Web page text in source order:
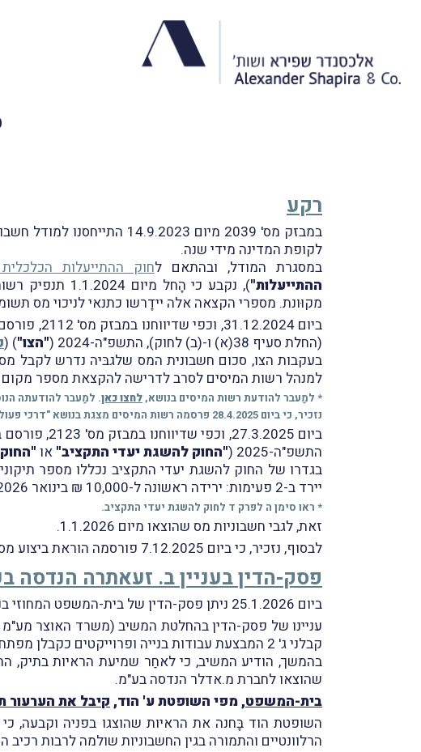
רקע
במבזק מס' 2039 מיום
לקופת המדינה מידי שנה.
במסגרת המודל, ובהתאם לחוק ההתייעלות הכלכלית
ההתייעלות"
), נקבע כי
מקוּונת. מספרי הקצאה אלה יידָרשו כתנאי לניכוי מס תשומות בעסקות שמעל לתקרה
(החלת סעיף 38(א) ו-(ב) לחוק), התשפ"ה-2024 (
"הצו")
(
למנהל רשות המיסים לסרב לדרישה להקצאת מספר מקום
* למַעבר להודעת רשות המיסים בנושא, לחצו כאן. למַעבר להודעתה
נזכיר, כי ביום 28.4.2025 פרסמה רשות המיסים מצגת בנושא "דרכי פעולת הספק והלקוח בעת סירוב בקשת מספר הקצאה ובחירת חלופת 'היפוך חיוב'". להורדת המצגת,
התשפ"ה-2025 (
"החוק להשגת יעדי התקציב" או
בגדרו של החוק להשגת יעדי התקציב נכללו מספר
יירד ב-2 פעימות: ירידה ראשונה ל-10,000 ₪ בינואר 2026; וירידה שנייה ל-5,000 ₪ ביוני 2026.
* ראו סימן ה לפרק ד לחוק להשגת יעדי התקציב.
זאת, לגבי חשבוניות מס שהוצאו מיום 1.1.2026.
לבסוף, נזכיר, כי ביום 7.12.2025 פורסמה הוראת ביצוע מס ערך מוסף מס' 1/2025 בנושא "מודל חשבוניות ישראל – הקצאת מספרי חשבוניות".
פסק-הדין בעניין ב. זעאתרה הנדסה
ביום 25.1.2026 ניתן פסק-הדין של בית-המשפט המחוזי בנוף הגליל-נצרת בעניין
עניינו של פסק-הדין בהחלטת המשיב (משרד האוצר
קבלני ג' 2 המבצעת עבודות בנייה ופרוייקטים כקבלן מפתח, על ההחלטה שלא ליתן מספרי הקצאה לשבע חשבוניות שהוציאה.
בהמשך, הודיע המשיב, כי לאחַר שמיעת הראיות בתיק,
שהוצאו לחברת מ.אדלר הנדסה בע"מ.
בית-המשפט, מפי השופטת ע' הוד, קיבל את הערעור
השופטת הוד בָּחנה את הראיות שהוצגו בפניה וקבעה,
הרלוונטיים והתמורה בגין החשבוניות שולמה לרבות